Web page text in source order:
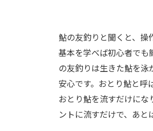
鮎の友釣りと聞くと、操
基本を学べば初心者でも
の友釣りは生きた鮎を
安心です。おとり鮎と呼
おとり鮎を流すだけにな
ントに流すだけで、あと